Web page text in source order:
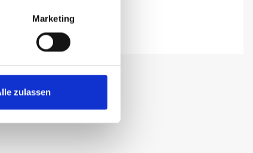
Marketing
zulassen